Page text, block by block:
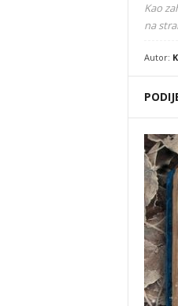
Kao
na
Autor: